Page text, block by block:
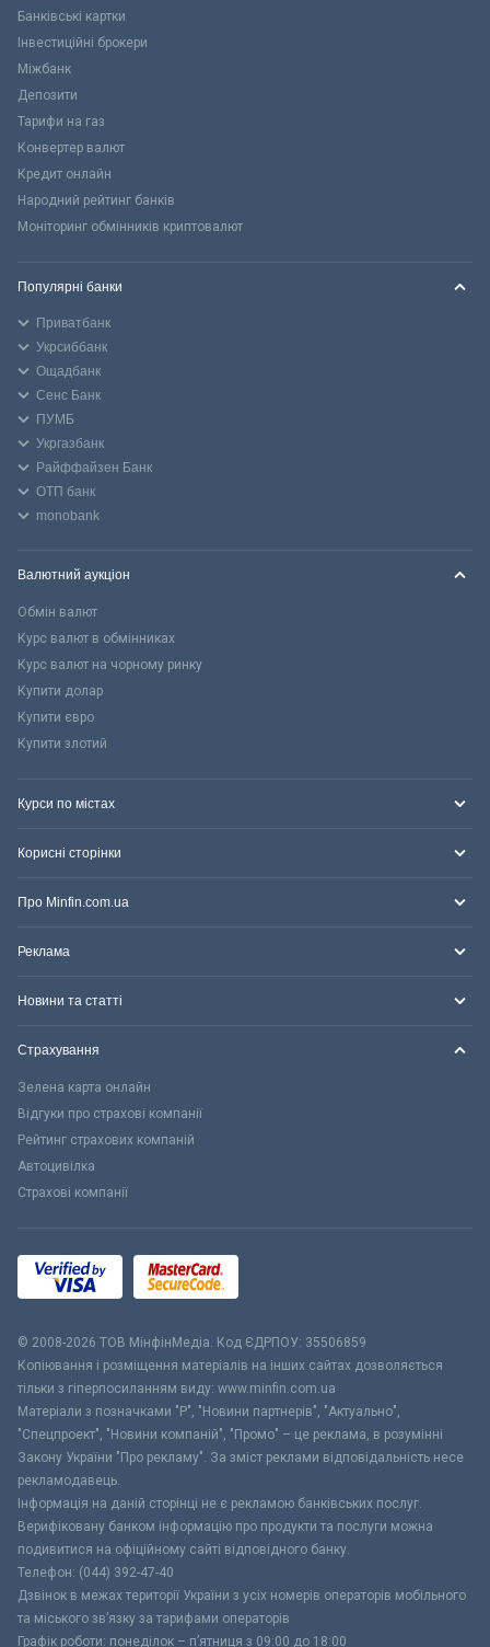
Банківські картки
Інвестиційні брокери
Міжбанк
Депозити
Тарифи на газ
Конвертер валют
Кредит онлайн
Народний рейтинг банків
Моніторинг обмінників криптовалют
Популярні банки
Приватбанк
Укрсиббанк
Ощадбанк
Сенс Банк
ПУМБ
Укргазбанк
Райффайзен Банк
ОТП банк
monobank
Валютний аукціон
Обмін валют
Курс валют в обмінниках
Курс валют на чорному ринку
Купити долар
Купити євро
Купити злотий
Курси по містах
Корисні сторінки
Про Minfin.com.ua
Реклама
Новини та статті
Страхування
Зелена карта онлайн
Відгуки про страхові компанії
Рейтинг страхових компаній
Автоцивілка
Страхові компанії
© 2008-2026 ТОВ МiнфiнМедiа. Код ЄДРПОУ: 35506859
Копіювання і розміщення матеріалів на інших сайтах дозволяється
тільки з гіперпосиланням виду: www.minfin.com.ua
Матеріали з позначками "Р", "Новини партнерів", "Актуально",
"Спецпроект", "Новини компаній", "Промо" – це реклама, в розумінні
Закону України "Про рекламу". За зміст реклами відповідальність несе
рекламодавець.
Інформація на даній сторінці не є рекламою банківських послуг.
Верифіковану банком інформацію про продукти та послуги можна
подивитися на офіційному сайті відповідного банку.
Телефон: (044) 392-47-40
Дзвінок в межах території України з усіх номерів операторів мобільного
та міського зв’язку за тарифами операторів
Графік роботи: понеділок – п’ятниця з 09:00 до 18:00